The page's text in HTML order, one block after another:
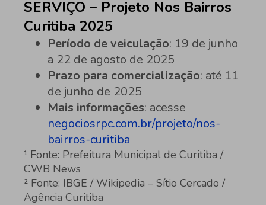
SERVIÇO – Projeto Nos Bairros
Curitiba 2025
Período de veiculação: 19 de junho
a 22 de agosto de 2025
Prazo para comercialização: até 11
de junho de 2025
Mais informações: acesse
negociosrpc.com.br/projeto/nos-
bairros-curitiba
¹ Fonte: Prefeitura Municipal de Curitiba /
CWB News
² Fonte: IBGE / Wikipedia – Sítio Cercado /
Agência Curitiba